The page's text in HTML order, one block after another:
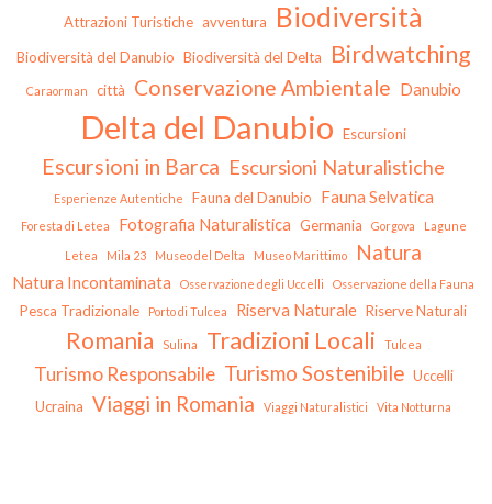
Attrazioni Turistiche avventura Biodiversità
Biodiversità del Danubio Biodiversità del Delta Birdwatching
Caraorman città Conservazione Ambientale Danubio
Delta del Danubio Escursioni
Escursioni in Barca Escursioni Naturalistiche
Esperienze Autentiche Fauna del Danubio Fauna Selvatica
Foresta di Letea Fotografia Naturalistica Germania Gorgova Lagune
Letea Mila 23 Museo del Delta Museo Marittimo Natura
Natura Incontaminata Osservazione degli Uccelli Osservazione della Fauna
Pesca Tradizionale Porto di Tulcea Riserva Naturale Riserve Naturali
Romania Sulina Tradizioni Locali Tulcea
Turismo Responsabile Turismo Sostenibile Uccelli
Ucraina Viaggi in Romania Viaggi Naturalistici Vita Notturna